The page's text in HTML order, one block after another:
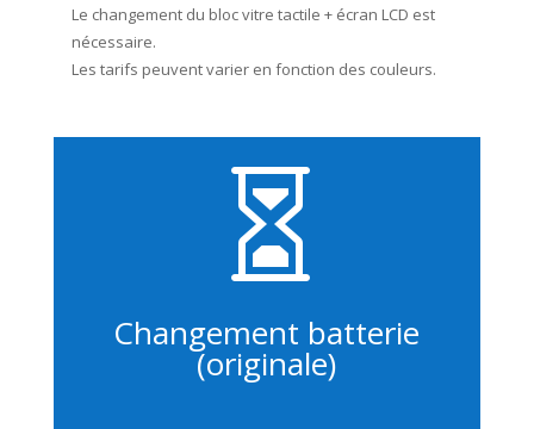
Le changement du bloc vitre tactile + écran LCD est
nécessaire.
Les tarifs peuvent varier en fonction des couleurs.

Changement batterie
(originale)